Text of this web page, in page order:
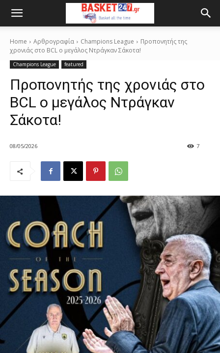
Home Αρθρογραφία Champions League
Προπονητής της
χρονιάς στο BCL o μεγάλος Ντράγκαν Σάκοτα!
Champions League featured
Προπονητής της χρονιάς στο
BCL o μεγάλος Ντράγκαν
Σάκοτα!
08/05/2026 7